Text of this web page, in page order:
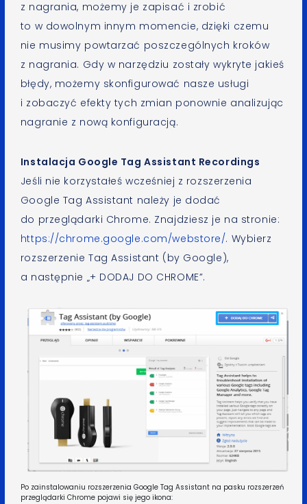
z nagrania, możemy je zapisać i zrobić
to w dowolnym innym momencie, dzięki czemu
nie musimy powtarzać poszczególnych kroków
z nagrania. Gdy w narzędziu zostały wykryte jakieś
błędy, możemy skonfigurować nasze usługi
i zobaczyć efekty tych zmian ponownie analizując
nagranie z nową konfiguracją.
Instalacja Google Tag Assistant Recordings
Jeśli nie korzystałeś wcześniej z rozszerzenia
Google Tag Assistant należy je dodać
do przeglądarki Chrome. Znajdziesz je na stronie:
https://chrome.google.com/webstore/. Wybierz
rozszerzenie Tag Assistant (by Google),
a następnie „+ DODAJ DO CHROME”.
Po zainstalowaniu rozszerzenia Google Tag Assistant na pasku rozszerzeń
przeglądarki Chrome pojawi się jego ikona: